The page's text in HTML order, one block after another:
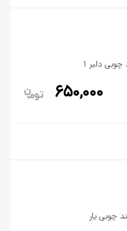
چوبی دلبر 1
650,000
چوبی یار